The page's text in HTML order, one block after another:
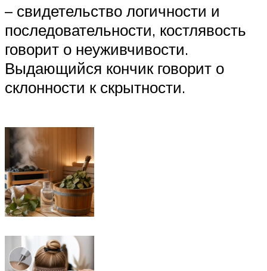
– свидетельство логичности и
последовательности, костлявость
говорит о неуживчивости.
Выдающийся кончик говорит о
склонности к скрытности.